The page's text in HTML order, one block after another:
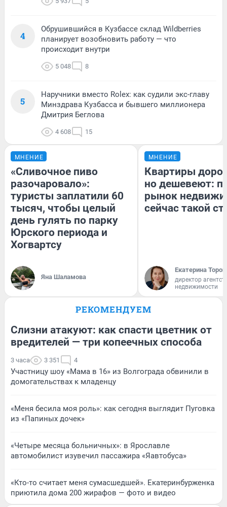
4
Обрушившийся в Кузбассе склад Wildberries
планирует возобновить работу — что
происходит внутри
5 048 8
5
Наручники вместо Rolex: как судили экс-главу
Минздрава Кузбасса и бывшего миллионера
Дмитрия Беглова
4 608 15
МНЕНИЕ
«Сливочное пиво
разочаровало»:
туристы заплатили 60
тысяч, чтобы целый
день гулять по парку
Юрского периода и
Хогвартсу
Яна Шаламова
МНЕНИЕ
Квартиры
но дешевеют:
рынок
сейчас такой
Екатерина
директор
недвижимости
РЕКОМЕНДУЕМ
Слизни атакуют: как спасти цветник от
вредителей — три копеечных способа
3 часа 3 351 4
Участницу шоу «Мама в 16» из Волгограда обвинили в
домогательствах к младенцу
«Меня бесила моя роль»: как сегодня выглядит Пуговка
из «Папиных дочек»
«Четыре месяца больничных»: в Ярославле
автомобилист изувечил пассажира «Яавтобуса»
«Кто-то считает меня сумасшедшей». Екатеринбурженка
приютила дома 200 жирафов — фото и видео